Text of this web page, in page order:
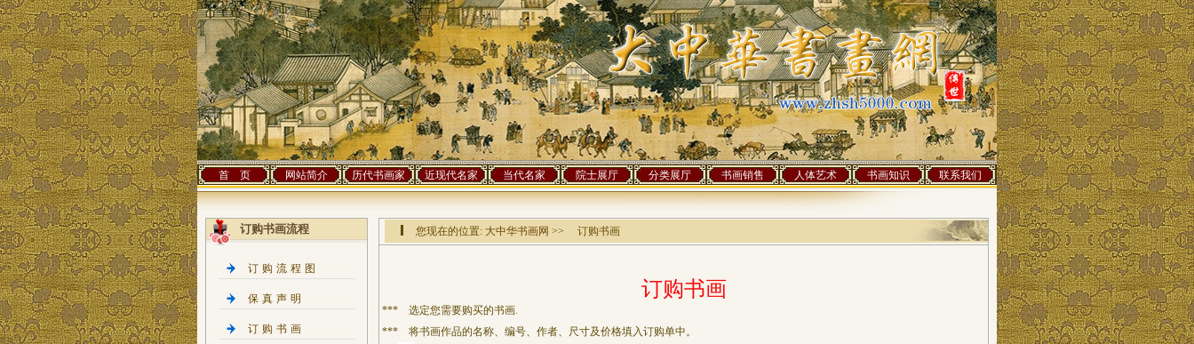
首 页 网站简介 历代书画家 近现代名家 当代名家 院士展厅 分类展厅 书画销售 人体艺术 书画知识 联系我们
订购书画流程
订购流程图
保真声明
订购书画
您现在的位置: 大中华书画网 >> 订购书画
订购书画
*** 选定您需要购买的书画.
*** 将书画作品的名称、编号、作者、尺寸及价格填入订购单中。